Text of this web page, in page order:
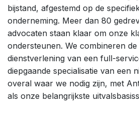
bijstand, afgestemd op de
onderneming. Meer dan 80
advocaten staan klaar om onze
ondersteunen. We combineren de
dienstverlening van een full-
diepgaande specialisatie van een
overal waar we nodig zijn, met
als onze belangrijkste